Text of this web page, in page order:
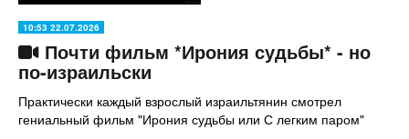
10:53 22.07.2026
Почти фильм *Ирония судьбы* - но
по-израильски
Практически каждый взрослый израильтянин смотрел
гениальный фильм "Ирония судьбы или С легким паром"